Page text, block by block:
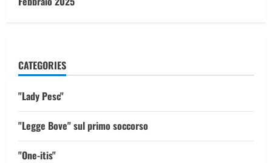
CATEGORIES
"Lady Pesc"
"Legge Bove" sul primo soccorso
"One-itis"